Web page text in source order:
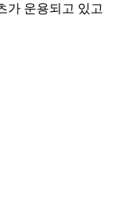
가 운용되고 있고